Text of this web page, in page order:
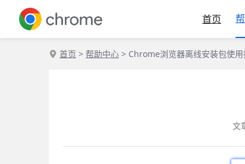
首页
首页 > 帮助中心 > Chrome浏览器离线安装包使用
文